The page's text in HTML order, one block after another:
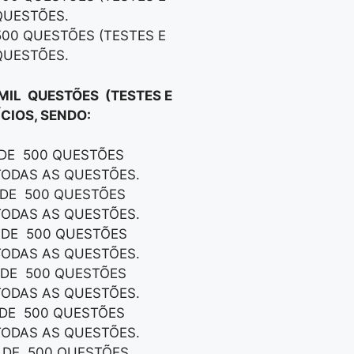
QUESTÕES (TESTES E
QUESTÕES (TESTES E
SENDO:
500 QUESTÕES
AS QUESTÕES.
500 QUESTÕES
AS QUESTÕES.
500 QUESTÕES
AS QUESTÕES.
500 QUESTÕES
AS QUESTÕES.
500 QUESTÕES
AS QUESTÕES.